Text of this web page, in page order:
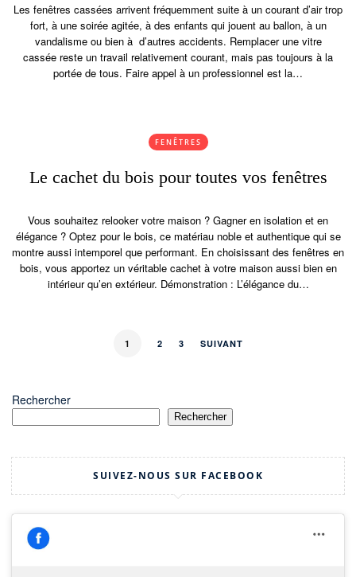
Les fenêtres cassées arrivent fréquemment suite à un courant d’air trop
fort, à une soirée agitée, à des enfants qui jouent au ballon, à un
vandalisme ou bien à d’autres accidents. Remplacer une vitre
cassée reste un travail relativement courant, mais pas toujours à la
portée de tous. Faire appel à un professionnel est la…
FENÊTRES
Le cachet du bois pour toutes vos fenêtres
Vous souhaitez relooker votre maison ? Gagner en isolation et en
élégance ? Optez pour le bois, ce matériau noble et authentique qui se
montre aussi intemporel que performant. En choisissant des fenêtres en
bois, vous apportez un véritable cachet à votre maison aussi bien en
intérieur qu’en extérieur. Démonstration : L’élégance du…
1 2 3 SUIVANT
Rechercher
Rechercher
SUIVEZ-NOUS SUR FACEBOOK